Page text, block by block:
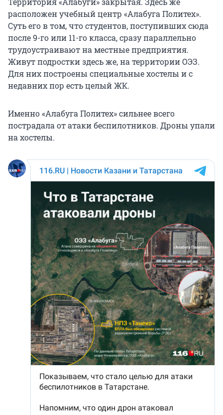
расположен учебный центр «Алабуга Политех».
Суть его в том, что студентов, поступивших сюда
после 9-го или 11-го класса, сразу параллельно
трудоустраивают на местные предприятия.
Живут подростки здесь же, на территории ОЭЗ.
Для них построены специальные хостелы и с
недавних пор есть целый ЖК.
Именно «Алабуга Политех» сильнее всего
пострадала от атаки беспилотников. Дроны упали
на хостелы.